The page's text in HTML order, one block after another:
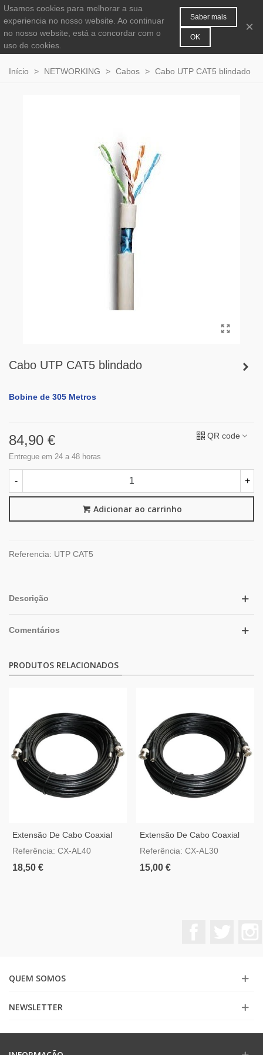
0
Início > NETWORKING > Cabos > Cabo UTP CAT5 blindado
Cabo UTP CAT5 blindado
Bobine de 305 Metros
84,90 €
Entregue em 24 a 48 horas
QR code
- +
Adicionar ao carrinho
Referencia: UTP CAT5
Descrição
Comentários
PRODUTOS RELACIONADOS
Extensão De Cabo Coaxial
Com Alimentação 40 Metros
Referência: CX-AL40
18,50 €
Extensão De Cabo Coaxial
Com Alimentação 30 Metros
Referência: CX-AL30
15,00 €
QUEM SOMOS
NEWSLETTER
Usamos cookies para melhorar a sua
experiencia no nosso website. Ao continuar
no nosso website, está a concordar com o
uso de cookies.
Saber mais
OK
×